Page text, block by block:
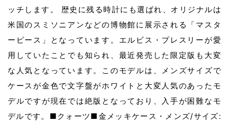
ッチします。 歴史に残る時計にも選ばれ、オリジナルは
米国のスミソニアンなどの博物館に展示される「マスタ
ーピース」となっています。エルビス・プレスリーが愛
用していたことでも知られ、最近発売した限定版も大変
な人気となっています。このモデルは、メンズサイズで
ケースが金色で文字盤がホワイトと大変人気のあったモ
デルですが現在では絶版となっており、入手が困難なモ
デルです。■クォーツ■金メッキケース・メンズ/サイズ: